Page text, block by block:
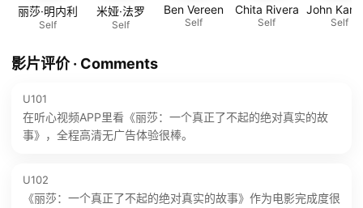
丽莎·明内利
Self
米娅·法罗
Self
Ben Vereen
Self
Chita Rivera
Self
John
Self
影片评价 · Comments
U101
在听心视频APP里看《丽莎：一个真正了不起的绝对真实的故
事》，全程高清无广告体验很棒。
U102
《丽莎：一个真正了不起的绝对真实的故事》作为电影完成度很